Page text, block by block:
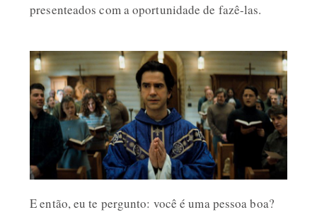
presenteados com a oportunidade de fazê-las.
E então, eu te pergunto: você é uma pessoa boa?